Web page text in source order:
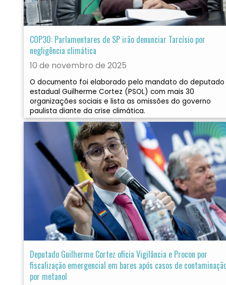
COP30: Parlamentares de SP irão denunciar Tarcísio por
negligência climática
10 de novembro de 2025
O documento foi elaborado pelo mandato do deputado
estadual Guilherme Cortez (PSOL) com mais 30
organizações sociais e lista as omissões do governo
paulista diante da crise climática.
Deputado Guilherme Cortez oficia Vigilância e Procon por
fiscalização emergencial em bares após casos de
por metanol